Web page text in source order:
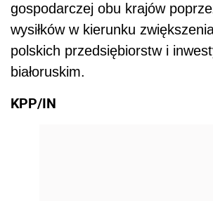
gospodarczej obu krajów
wysiłków w kierunku
polskich przedsiębiorstw i
białoruskim.
KPP/IN